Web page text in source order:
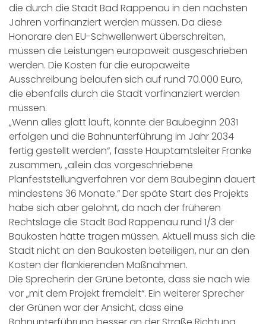
die durch die Stadt Bad Rappenau in den nächsten
Jahren vorfinanziert werden müssen. Da diese
Honorare den EU-Schwellenwert überschreiten,
müssen die Leistungen europaweit ausgeschrieben
werden. Die Kosten für die europaweite
Ausschreibung belaufen sich auf rund 70.000 Euro,
die ebenfalls durch die Stadt vorfinanziert werden
müssen.
„Wenn alles glatt läuft, könnte der Baubeginn 2031
erfolgen und die Bahnunterführung im Jahr 2034
fertig gestellt werden“, fasste Hauptamtsleiter Franke
zusammen, „allein das vorgeschriebene
Planfeststellungverfahren vor dem Baubeginn dauert
mindestens 36 Monate.“ Der späte Start des Projekts
habe sich aber gelohnt, da nach der früheren
Rechtslage die Stadt Bad Rappenau rund 1/3 der
Baukosten hätte tragen müssen. Aktuell muss sich die
Stadt nicht an den Baukosten beteiligen, nur an den
Kosten der flankierenden Maßnahmen.
Die Sprecherin der Grüne betonte, dass sie nach wie
vor „mit dem Projekt fremdelt“. Ein weiterer Sprecher
der Grünen war der Ansicht, dass eine